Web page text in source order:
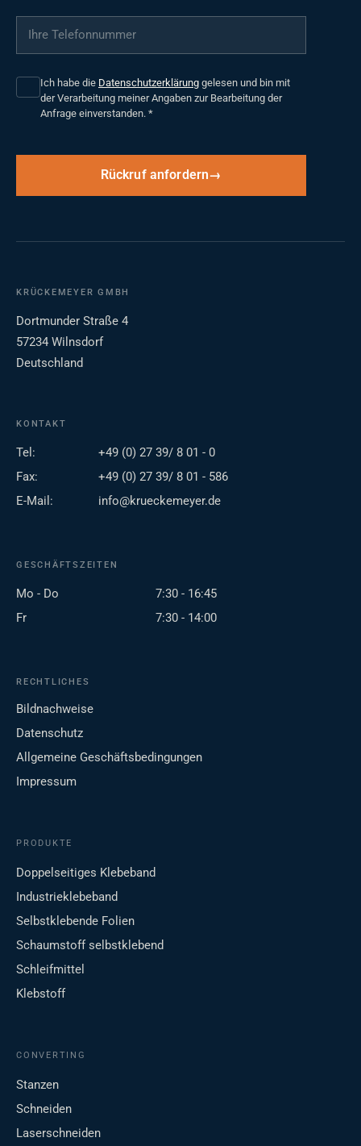
Ihre Telefonnummer
Ich habe die Datenschutzerklärung gelesen und bin mit
der Verarbeitung meiner Angaben zur Bearbeitung der
Anfrage einverstanden. *
Rückruf anfordern
KRÜCKEMEYER GMBH
Dortmunder Straße 4
57234 Wilnsdorf
Deutschland
KONTAKT
Tel:
+49 (0) 27 39/ 8 01 - 0
Fax:
+49 (0) 27 39/ 8 01 - 586
E-Mail:
info@krueckemeyer.de
GESCHÄFTSZEITEN
Mo - Do
7:30 - 16:45
Fr
7:30 - 14:00
RECHTLICHES
Bildnachweise
Datenschutz
Allgemeine Geschäftsbedingungen
Impressum
PRODUKTE
Doppelseitiges Klebeband
Industrieklebeband
Selbstklebende Folien
Schaumstoff selbstklebend
Schleifmittel
Klebstoff
CONVERTING
Stanzen
Schneiden
Laserschneiden